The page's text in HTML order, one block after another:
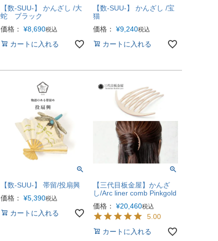
【数-SUU-】 かんざし /大
蛇 ブラック
価格：
¥8,690税込
カートに入れる
【数-SUU-】 かんざし /宝
猫
価格：
¥9,240税込
カートに入れる
【数-SUU-】 帯留/投扇興
価格：
¥5,390税込
カートに入れる
【三代目板金屋】かんざ
し/Arc liner comb Pinkgold
価格：
¥20,460税込
5.00
カートに入れる